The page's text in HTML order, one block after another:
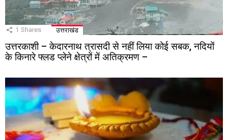
1 Shares उत्तराखंड
उत्तरकाशी – केदारनाथ त्रासदी से नहीं लिया कोई सबक, नदियों
के किनारे फ्लड प्लेने क्षेत्रों में अतिक्रमण –